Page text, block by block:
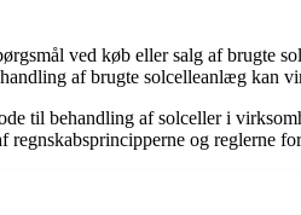
ved køb eller salg af
af brugte solcelleanlæg kan
til behandling af solceller i
regnskabsprincipperne og reglerne